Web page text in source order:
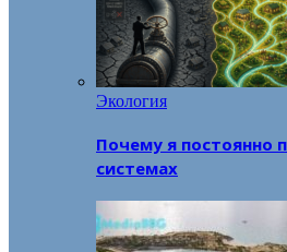
Экология
Почему я постоянно
системах